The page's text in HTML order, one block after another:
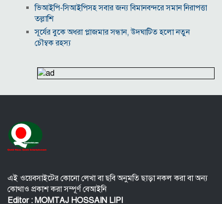
ভিআইপি-সিআইপিসহ সবার জন্য বিমানবন্দরে সমান নিরাপত্তা
তল্লাশি
সূর্যের বুকে অধরা প্লাজমার সন্ধান, উদ্ঘাটিত হলো নতুন
চৌম্বক রহস্য
প্রতারণা মামলায় সালমান খানকে আদালতে তলব
এলো চাঞ্চল্যকর অভিযোগ
বাংলাদেশি টাকায় আজকের মুদ্রা বিনিময় হার
যুক্তরাষ্ট্রকে ঘিরে ইরানের নতুন হুঁশিয়ারি, উপসাগরীয়
এই ওয়েবসাইটের কোনো লেখা বা ছবি অনুমতি ছাড়া নকল করা বা অন্য
কোথাও প্রকাশ করা সম্পূর্ণ বেআইনি
Editor : MOMTAJ HOSSAIN LIPI